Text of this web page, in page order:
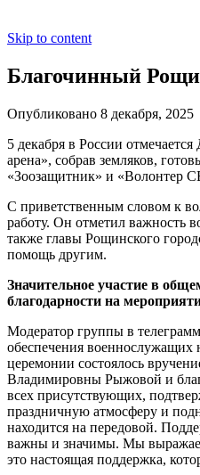
Skip to content
Благочинный
Опубликовано 8 декабря, 2025
5 декабря в России
арена», собрав земляков,
«Зоозащитник» и «Волонтер
С приветственным словом к
работу. Он отметил важность
также главы Рощинского
помощь другим.
Значительное участие в
благодарности на
Модератор группы в
обеспечения военнослужащих
церемонии состоялось
Владимировны Рыжовой и
всех присутствующих,
праздничную атмосферу и
находится на передовой.
важны и значимы. Мы выражаем
это настоящая поддержка,